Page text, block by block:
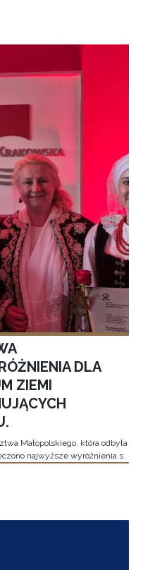
DLA
ZIEMI
Małopolskiego, która odbyła
najwyższe wyróżnienia s